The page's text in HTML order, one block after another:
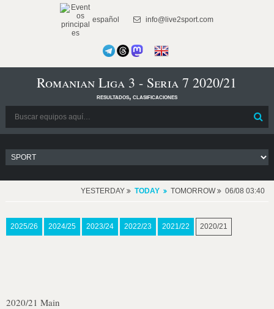
español info@live2sport.com
Romanian Liga 3 - Seria 7 2020/21
resultados, clasificaciones
YESTERDAY TODAY TOMORROW 06/08 03:40
2025/26 2024/25 2023/24 2022/23 2021/22 2020/21
2020/21 Main